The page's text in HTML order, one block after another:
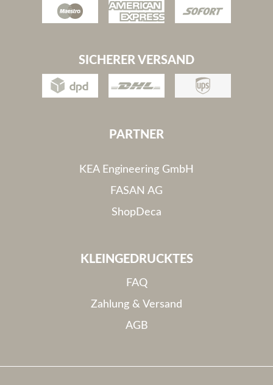
SICHERER VERSAND
PARTNER
KEA Engineering GmbH
FASAN AG
ShopDeca
KLEINGEDRUCKTES
FAQ
Zahlung & Versand
AGB